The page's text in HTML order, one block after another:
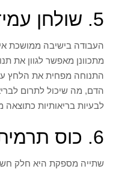
5. שולחן עמידה מתכוונן
העבודה בישיבה ממושכת
מתכוונן מאפשר לגוון את
התנוחה מפחית את הלחץ
הדם, מה שיכול לתרום
לבעיות בריאותיות
6. כוס תרמית
שתייה מספקת היא חלק